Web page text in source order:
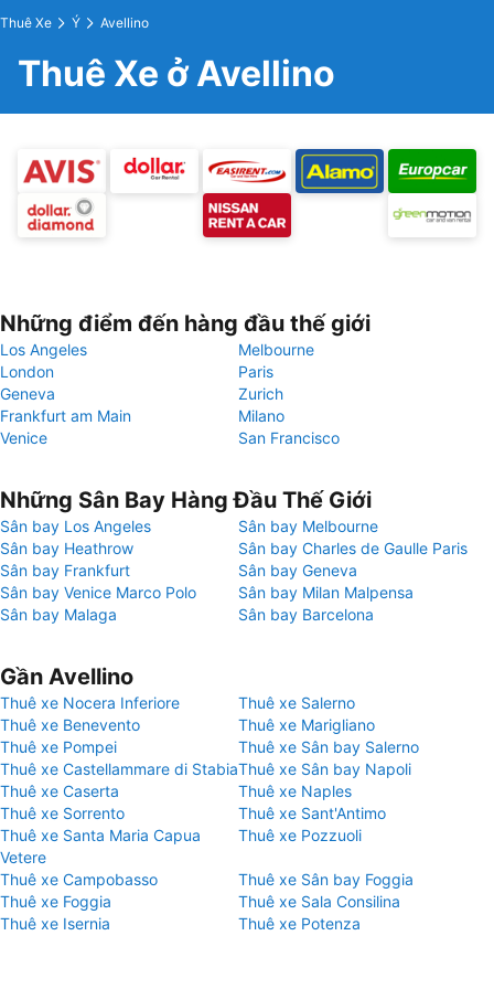
Thuê Xe Ý Avellino
Thuê Xe ở Avellino
Những điểm đến hàng đầu thế giới
Los Angeles
Melbourne
London
Paris
Geneva
Zurich
Frankfurt am Main
Milano
Venice
San Francisco
Những Sân Bay Hàng Đầu Thế Giới
Sân bay Los Angeles
Sân bay Melbourne
Sân bay Heathrow
Sân bay Charles de Gaulle Paris
Sân bay Frankfurt
Sân bay Geneva
Sân bay Venice Marco Polo
Sân bay Milan Malpensa
Sân bay Malaga
Sân bay Barcelona
Gần Avellino
Thuê xe Nocera Inferiore
Thuê xe Salerno
Thuê xe Benevento
Thuê xe Marigliano
Thuê xe Pompei
Thuê xe Sân bay Salerno
Thuê xe Castellammare di StabiaThuê xe Sân bay Napoli
Thuê xe Caserta
Thuê xe Naples
Thuê xe Sorrento
Thuê xe Sant'Antimo
Thuê xe Santa Maria Capua
Vetere
Thuê xe Pozzuoli
Thuê xe Campobasso
Thuê xe Sân bay Foggia
Thuê xe Foggia
Thuê xe Sala Consilina
Thuê xe Isernia
Thuê xe Potenza